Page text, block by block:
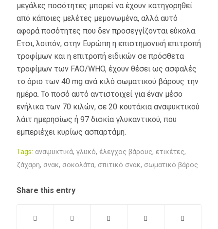
μεγάλες ποσότητες μπορεί να έχουν κατηγορηθεί
από κάποιες μελέτες μεμονωμένα, αλλά αυτό
αφορά ποσότητες που δεν προσεγγίζονται εύκολα.
Έτσι, λοιπόν, στην Ευρώπη η επιστημονική επιτροπή
τροφίμων και η επιτροπή ειδικών σε πρόσθετα
τροφίμων των FAO/WHO, έχουν θέσει ως ασφαλές
το όριο των 40 mg ανά κιλό σωματικού βάρους την
ημέρα. Το ποσό αυτό αντιστοιχεί για έναν μέσο
ενήλικα των 70 κιλών, σε 20 κουτάκια αναψυκτικού
λάιτ ημερησίως ή 97 δισκία γλυκαντικού, που
εμπεριέχει κυρίως ασπαρτάμη.
Tags: αναψυκτικά, γλυκό, έλεγχος βάρους, ετικέτες,
ζάχαρη, σνακ, σοκολάτα, σπιτικό σνακ, σωματικό βάρος
Share this entry